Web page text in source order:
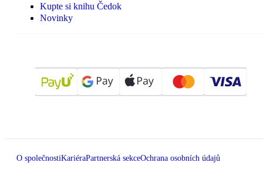
Kupte si knihu Čedok
Novinky
O společnostiKariéraPartnerská sekceOchrana osobních údajů